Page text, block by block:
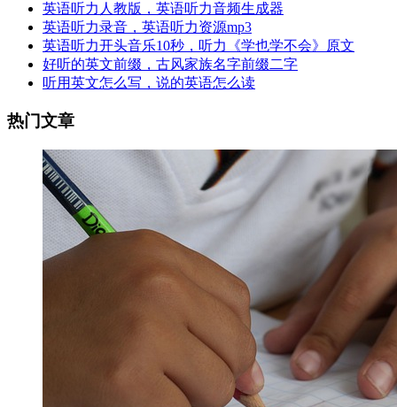
英语听力人教版，英语听力音频生成器
英语听力录音，英语听力资源mp3
英语听力开头音乐10秒，听力《学也学不会》原文
好听的英文前缀，古风家族名字前缀二字
听用英文怎么写，说的英语怎么读
热门文章